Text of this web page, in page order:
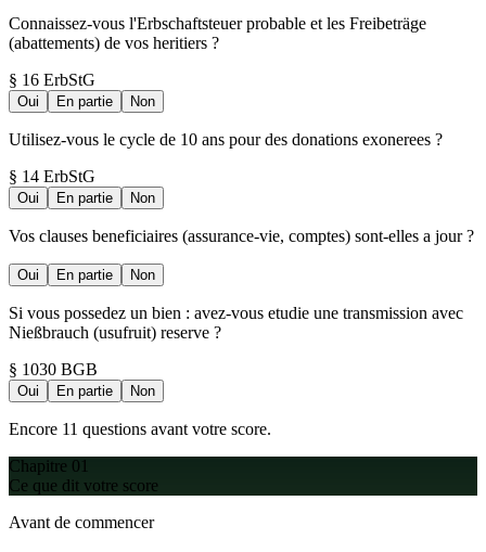
Connaissez-vous l'Erbschaftsteuer probable et les Freibeträge
(abattements) de vos heritiers ?
§ 16 ErbStG
Oui En partie Non
Utilisez-vous le cycle de 10 ans pour des donations exonerees ?
§ 14 ErbStG
Oui En partie Non
Vos clauses beneficiaires (assurance-vie, comptes) sont-elles a jour ?
Oui En partie Non
Si vous possedez un bien : avez-vous etudie une transmission avec
Nießbrauch (usufruit) reserve ?
§ 1030 BGB
Oui En partie Non
Encore 11 questions avant votre score.
Chapitre 01
Ce que dit votre score
Avant de commencer